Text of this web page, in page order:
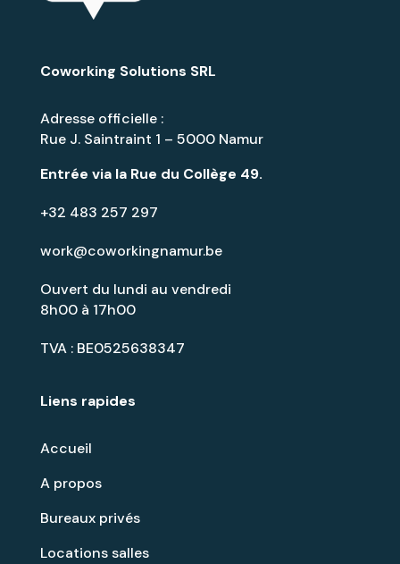
Liens rapides
Accueil
A propos
Bureaux privés
Locations salles
Coworking Solutions SRL
Adresse officielle :
Rue J. Saintraint 1 – 5000 Namur
Entrée via la Rue du Collège 49.
+32 483 257 297
work@coworkingnamur.be
Ouvert du lundi au vendredi
8h00 à 17h00
TVA : BE0525638347